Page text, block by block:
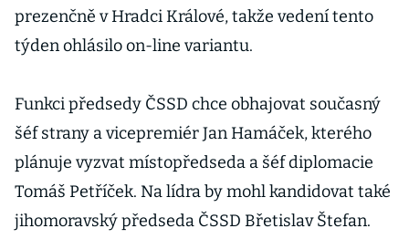
prezenčně v Hradci Králové, takže vedení tento
týden ohlásilo on-line variantu.
Funkci předsedy ČSSD chce obhajovat současný
šéf strany a vicepremiér Jan Hamáček, kterého
plánuje vyzvat místopředseda a šéf diplomacie
Tomáš Petříček. Na lídra by mohl kandidovat také
jihomoravský předseda ČSSD Břetislav Štefan.